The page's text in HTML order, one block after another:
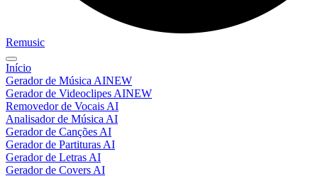
Remusic
Início
Gerador de Música AINEW
Gerador de Videoclipes AINEW
Removedor de Vocais AI
Analisador de Música AI
Gerador de Canções AI
Gerador de Partituras AI
Gerador de Letras AI
Gerador de Covers AI